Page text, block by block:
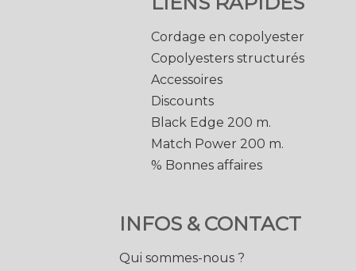
Cordage en copolyester
Copolyesters structurés
Accessoires
Discounts
Black Edge 200 m.
Match Power 200 m.
% Bonnes affaires
INFOS & CONTACT
Qui sommes-nous ?